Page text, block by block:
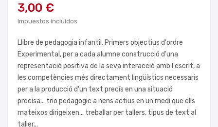
3,00 €
Impuestos incluidos
Llibre de pedagogia infantil. Primers objectius d'ordre
Experimental, per a cada alumne construcció d'una
representació positiva de la seva interacció amb l'escrit, a
les competències més directament lingüístics necessaris
per a la producció d'un text precís en una situació
precisa... trio pedagogic a nens actius en un medi que ells
mateixos dirigeixen... treballar per tallers, tipus de text al
taller...